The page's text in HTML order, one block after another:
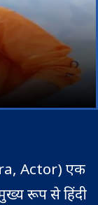
Actor) एक
रूप से हिंदी